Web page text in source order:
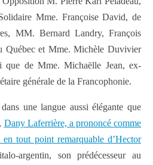
Mme. Françoise David, de
MM. Bernard Landry, François
Québec et Mme. Michèle Duvivier
que de Mme. Michaëlle Jean, ex-
générale de la Francophonie.
une langue aussi élégante que
Dany Laferrière, a prononcé comme
tout point remarquable d’Hector
argentin, son prédécesseur au